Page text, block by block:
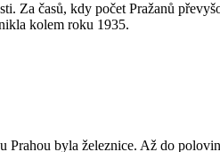
Za časů, kdy počet Pražanů
kolem roku 1935.
byla železnice. Až do